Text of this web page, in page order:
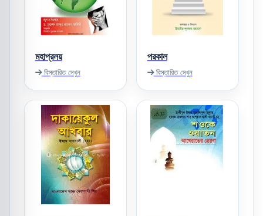
মহাপ্রলয়
বিস্তারিত দেখুন
পরকাল
বিস্তারিত দেখুন